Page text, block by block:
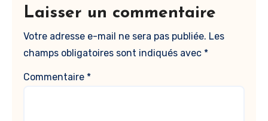
Laisser un commentaire
Votre adresse e-mail ne sera pas publiée. Les
champs obligatoires sont indiqués avec *
Commentaire *